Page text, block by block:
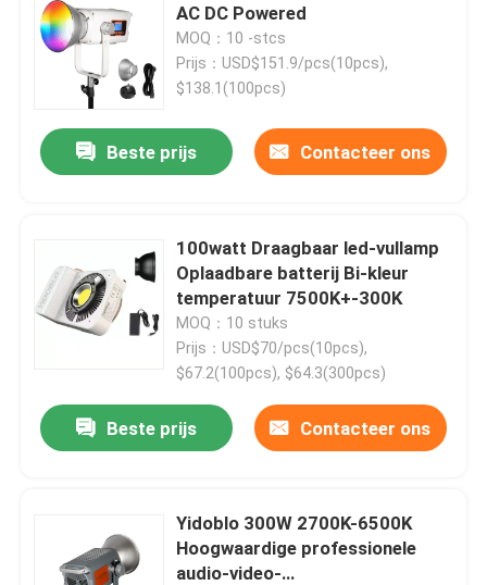
AC DC Powered
MOQ：10 -stcs
Prijs：USD$151.9/pcs(10pcs),
$138.1(100pcs)
Beste prijs Contacteer ons
100watt Draagbaar led-vullamp
Oplaadbare batterij Bi-kleur
temperatuur 7500K+-300K
MOQ：10 stuks
Prijs：USD$70/pcs(10pcs),
$67.2(100pcs), $64.3(300pcs)
Beste prijs Contacteer ons
Yidoblo 300W 2700K-6500K
Hoogwaardige professionele
audio-video-